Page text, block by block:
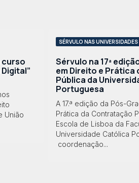
curso
União
SÉRVULO NAS UNIVERSIDADES
Sérvulo na 17ª
em Direito e
Pública da
Portuguesa
A 17.ª edição da Pós-
Prática da Contratação
Escola de Lisboa da
Universidade Católica
coordenação...